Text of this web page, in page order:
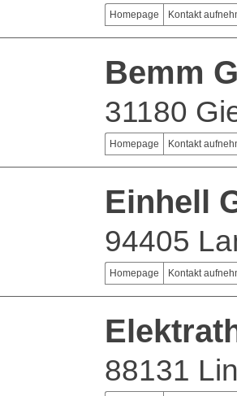
Homepage Kontakt
Bemm
31180
Homepage Kontakt
Einhell
94405
Homepage Kontakt
88131